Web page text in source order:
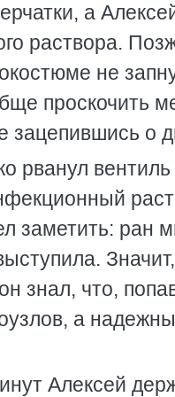
а
раствора.
не
проскочить
зацепившись о
рванул
заметить: ран
знал, что,
а
Алексей